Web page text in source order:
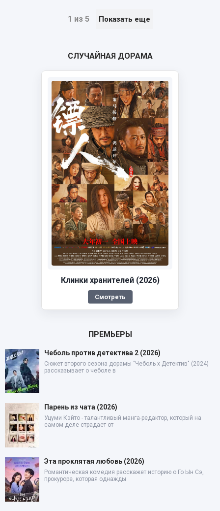
1 из 5 Показать еще
СЛУЧАЙНАЯ ДОРАМА
Клинки хранителей (2026)
Смотреть
ПРЕМЬЕРЫ
Чеболь против детектива 2 (2026)
Сюжет второго сезона дорамы "Чеболь x Детектив" (2024)
рассказывает о чеболе в
Парень из чата (2026)
Уцуми Кэйто - талантливый манга-редактор, который на
самом деле страдает от
Эта проклятая любовь (2026)
Романтическая комедия расскажет историю о Го Ын Сэ,
прокуроре, которая однажды